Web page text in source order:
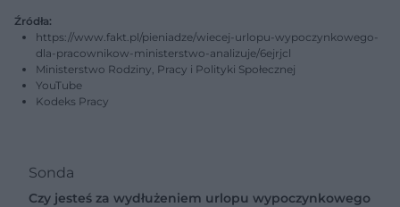
Źródła:
https://www.fakt.pl/pieniadze/wiecej-urlopu-wypoczynkowego-
dla-pracownikow-ministerstwo-analizuje/6ejrjcl
Ministerstwo Rodziny, Pracy i Polityki Społecznej
YouTube
Kodeks Pracy
Sonda
Czy jesteś za wydłużeniem urlopu wypoczynkowego